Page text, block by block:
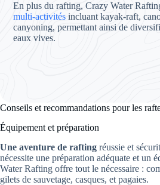
En plus du rafting, Crazy Water
multi-activités incluant kayak-raft,
canyoning, permettant ainsi de
eaux vives.
Conseils et recommandations pour les
Équipement et préparation
Une aventure de rafting réussie et
nécessite une préparation adéquate et un
Water Rafting offre tout le nécessaire :
gilets de sauvetage, casques, et pagaies.